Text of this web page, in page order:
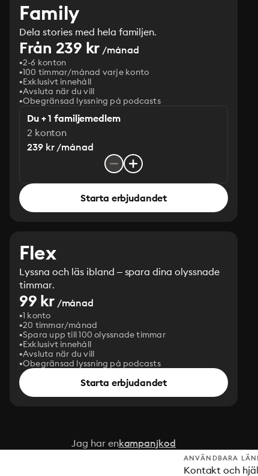
Family
Dela stories med hela familjen.
Från 239 kr /månad
2-6 konton
100 timmar/månad varje konto
Exklusivt innehåll
Avsluta när du vill
Obegränsad lyssning på podcasts
Du + 1 familjemedlem
2 konton
239 kr /månad
Starta erbjudandet
Flex
Lyssna och läs ibland – spara dina olyssnade
timmar.
99 kr/månad
1 konto
20 timmar/månad
Spara upp till 100 olyssnade timmar
Exklusivt innehåll
Avsluta när du vill
Obegränsad lyssning på podcasts
Starta erbjudandet
Jag har enkampanjkod
ANVÄNDBARA
Kontakt och